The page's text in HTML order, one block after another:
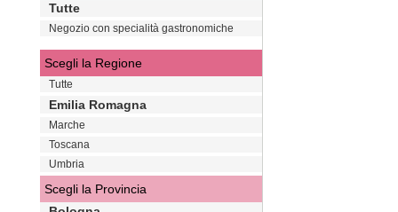
Tutte
Negozio con specialità gastronomiche
Scegli la Regione
Tutte
Emilia Romagna
Marche
Toscana
Umbria
Scegli la Provincia